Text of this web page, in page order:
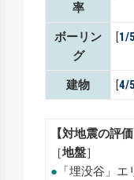
率
ボーリン
グ
[1/
建物 [4/
【対地震の評価
［地盤］
● 「埋没谷」